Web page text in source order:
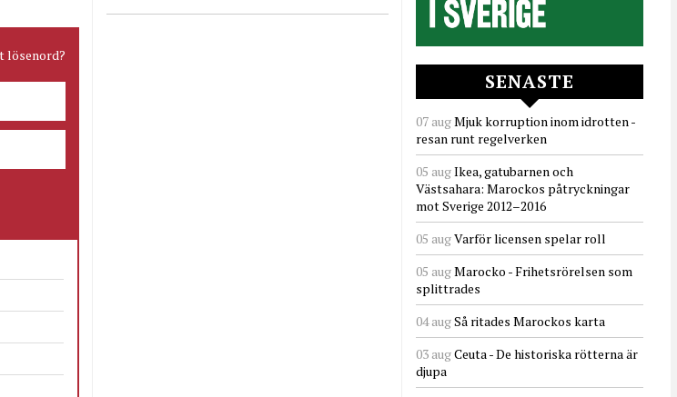
lösenord?
SENASTE
07 augMjuk korruption inom idrotten -
resan runt regelverken
05 augIkea, gatubarnen och
Västsahara: Marockos påtryckningar
mot Sverige 2012–2016
05 augVarför licensen spelar roll
05 augMarocko - Frihetsrörelsen som
splittrades
04 augSå ritades Marockos karta
03 augCeuta - De historiska rötterna är
djupa